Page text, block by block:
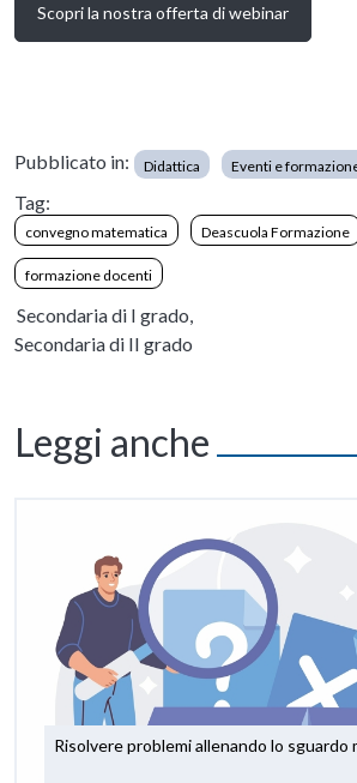
Scopri la nostra offerta di webinar
Pubblicato in: Didattica Eventi e
Tag:
convegno matematica Deascuola Formazione
formazione docenti
Secondaria di I grado,
Secondaria di II grado
Leggi anche
Risolvere problemi allenando lo sguardo